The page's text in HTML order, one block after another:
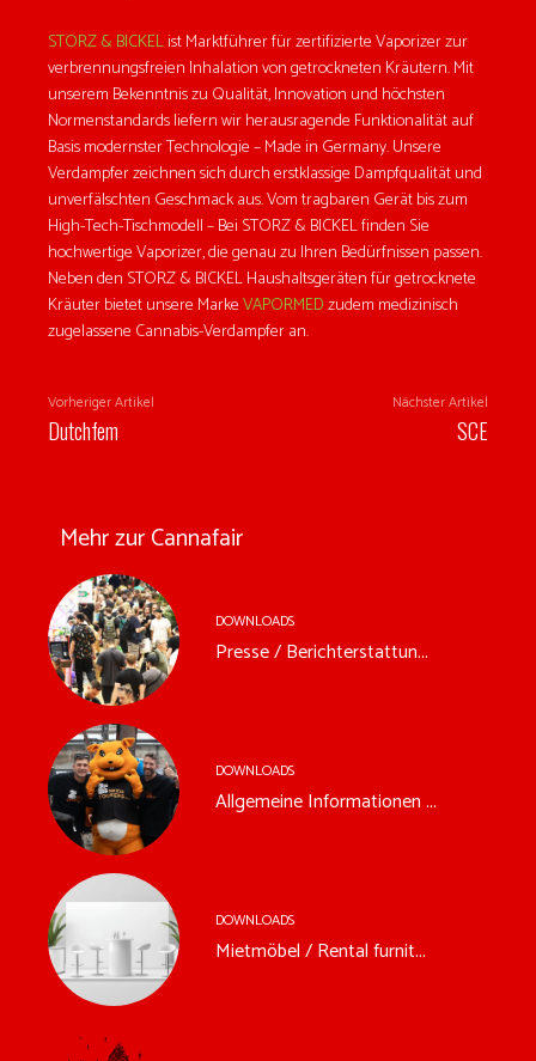
STORZ & BICKEList Marktführer für zertifizierte Vaporizer zur
verbrennungsfreien Inhalation von getrockneten Kräutern. Mit
unserem Bekenntnis zu Qualität, Innovation und höchsten
Normenstandards liefern wir herausragende Funktionalität auf
Basis modernster Technologie – Made in Germany. Unsere
Verdampfer zeichnen sich durch erstklassige Dampfqualität und
unverfälschten Geschmack aus. Vom tragbaren Gerät bis zum
High-Tech-Tischmodell – Bei STORZ & BICKEL finden Sie
hochwertige Vaporizer, die genau zu Ihren Bedürfnissen passen.
Neben den STORZ & BICKEL Haushaltsgeräten für getrocknete
Kräuter bietet unsere MarkeVAPORMEDzudem medizinisch
zugelassene Cannabis-Verdampfer an.
Vorheriger Artikel
Dutchfem
Nächster Artikel
SCE
Mehr zur Cannafair
DOWNLOADS
Presse / Berichterstattun...
DOWNLOADS
Allgemeine Informationen ...
DOWNLOADS
Mietmöbel / Rental furnit...